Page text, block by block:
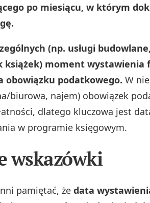
po miesiącu, w którym
(np. usługi
książek) moment wystawienia
obowiązku podatkowego. W
biurowa, najem) obowiązek
dlatego kluczowa jest
w programie księgowym.
wskazówki
pamiętać, że data